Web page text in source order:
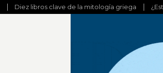
Diez libros clave de la mitología griega